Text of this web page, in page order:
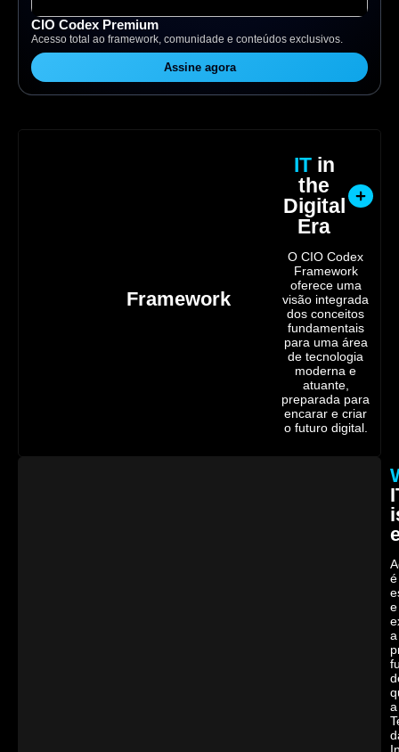
CIO Codex Premium
Acesso total ao framework, comunidade e conteúdos exclusivos.
Assine agora
Framework
ITin
the
Digital
Era
O CIO Codex
Framework
oferece uma
visão integrada
dos conceitos
fundamentais
para uma área
de tecnologia
moderna e
atuante,
preparada para
encarar e criar
o futuro digital.
é
e
a
a